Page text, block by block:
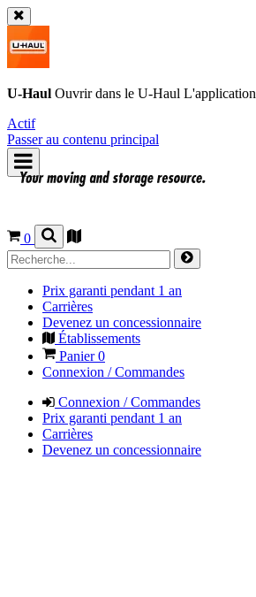
U-Haul Ouvrir dans le U-Haul L'application
Actif
Passer au contenu principal
0
Prix garanti pendant 1 an
Carrières
Devenez un concessionnaire
Établissements
Panier0
Connexion / Commandes
Connexion / Commandes
Prix garanti pendant 1 an
Carrières
Devenez un concessionnaire